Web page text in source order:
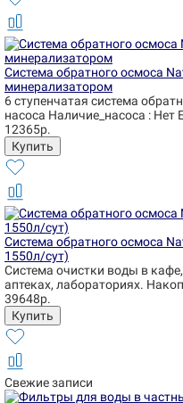
Система обратного осмоса
минерализатором
6 ступенчатая система
насоса Наличие_насоса : Нет
12365р.
Система обратного осмоса
1550л/сут)
Система очистки воды в
аптеках, лабораториях.
39648р.
Свежие записи